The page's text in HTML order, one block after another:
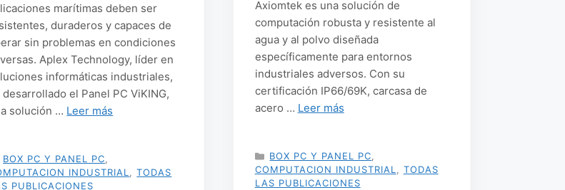
marítimas deben ser
duraderos y capaces de
sin problemas en condiciones
Aplex Technology, líder en
informáticas industriales,
desarrollado el Panel PC ViKING,
solución … Leer más
CATEGORÍAS
BOX PC Y PANEL PC
INDUSTRIAL
,TODAS
PUBLICACIONES
Axiomtek es una solución de
computación robusta y resistente al
agua y al polvo diseñada
específicamente para entornos
industriales adversos. Con su
certificación IP66/69K, carcasa de
acero … Leer más
CATEGORÍAS
BOX PC Y PANEL PC
COMPUTACION INDUSTRIAL
TODAS
LAS PUBLICACIONES